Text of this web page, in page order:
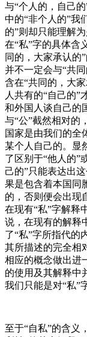
与“个人的，自己
中的“非个人的”我
的”则却只能理解
在“私”字的具体含
同的，大家承认的
并不一定会与“共
含在“共同的，大
人共有的“自己的”
和外国人谈自己的
与“公”截然相对的
国家是由我们的全
某个人自己的。显
了区别于“他人的”
己的”只能表达出
果是包含着本国同
的，否则便会出现
在现有“私”字解释
说，在现有的解释
了“私”字所指代的
其所描述的完全相
相应的概念做出进
的使用及其解释中
我们只能是对“私”
至于“自私”的含义